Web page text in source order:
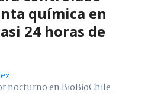
química en
24 horas de
nocturno en BioBioChile.